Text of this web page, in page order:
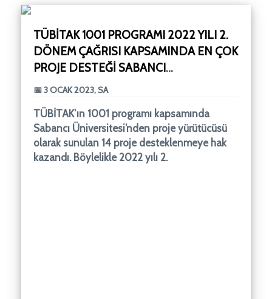
TÜBİTAK 1001 PROGRAMI 2022 YILI 2.
DÖNEM ÇAĞRISI KAPSAMINDA EN ÇOK
PROJE DESTEĞI SABANCI
ÜNIVERSITESI’NE
📅 3 OCAK 2023, SA
TÜBİTAK’ın 1001 programı kapsamında
Sabancı Üniversitesi’nden proje yürütücüsü
olarak sunulan 14 proje desteklenmeye hak
kazandı. Böylelikle 2022 yılı 2.